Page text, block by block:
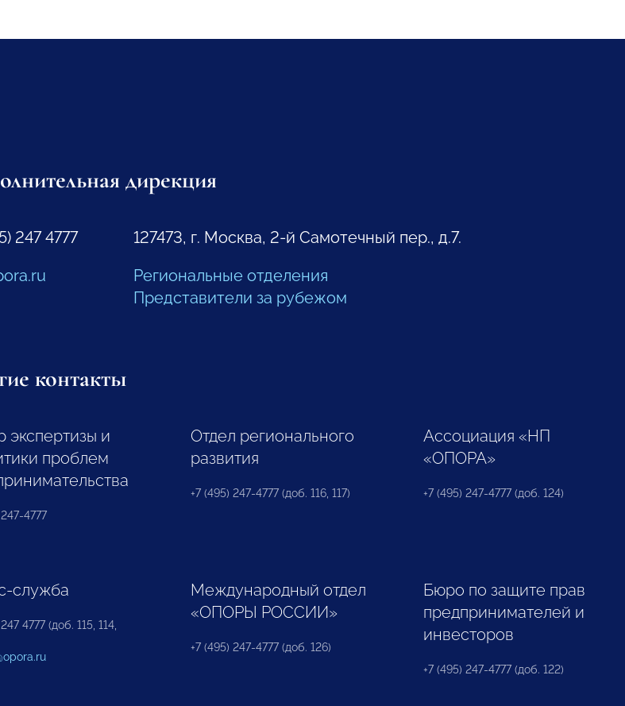
дирекция
247 4777
127473, г. Москва, 2-й Самотечный пер., д.7.
Региональные отделения
Представители за рубежом
контакты
экспертизы и
проблем
4777
Отдел регионального
развития
+7 (495) 247-4777 (доб. 116, 117)
Ассоциация «НП
«ОПОРА»
+7 (495) 247-4777 (доб. 124)
служба
4777 (доб. 115, 114,
Международный отдел
«ОПОРЫ РОССИИ»
+7 (495) 247-4777 (доб. 126)
Бюро по защите прав
предпринимателей и
инвесторов
+7 (495) 247-4777 (доб. 122)